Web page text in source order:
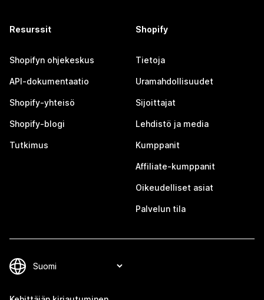
Resurssit
Shopifyn ohjekeskus
API-dokumentaatio
Shopify-yhteisö
Shopify-blogi
Tutkimus
Shopify
Tietoja
Uramahdollisuudet
Sijoittajat
Lehdistö ja media
Kumppanit
Affiliate-kumppanit
Oikeudelliset asiat
Palvelun tila